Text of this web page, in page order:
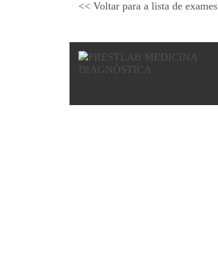
<< Voltar para a lista de exames